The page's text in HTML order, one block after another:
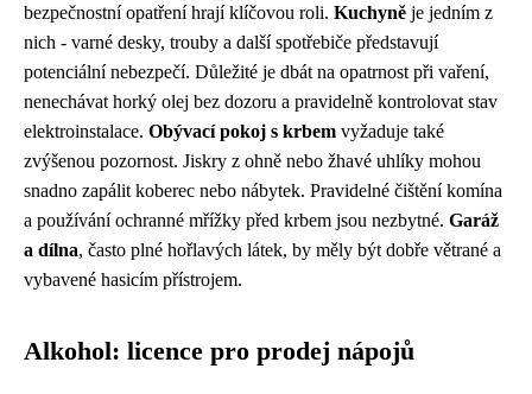
bezpečnostní opatření hrají klíčovou roli. Kuchyně je jedním z
nich - varné desky, trouby a další spotřebiče představují
potenciální nebezpečí. Důležité je dbát na opatrnost při vaření,
nenechávat horký olej bez dozoru a pravidelně kontrolovat stav
elektroinstalace. Obývací pokoj s krbem vyžaduje také
zvýšenou pozornost. Jiskry z ohně nebo žhavé uhlíky mohou
snadno zapálit koberec nebo nábytek. Pravidelné čištění komína
a používání ochranné mřížky před krbem jsou nezbytné. Garáž
a dílna, často plné hořlavých látek, by měly být dobře větrané a
vybavené hasicím přístrojem.
Alkohol: licence pro prodej nápojů